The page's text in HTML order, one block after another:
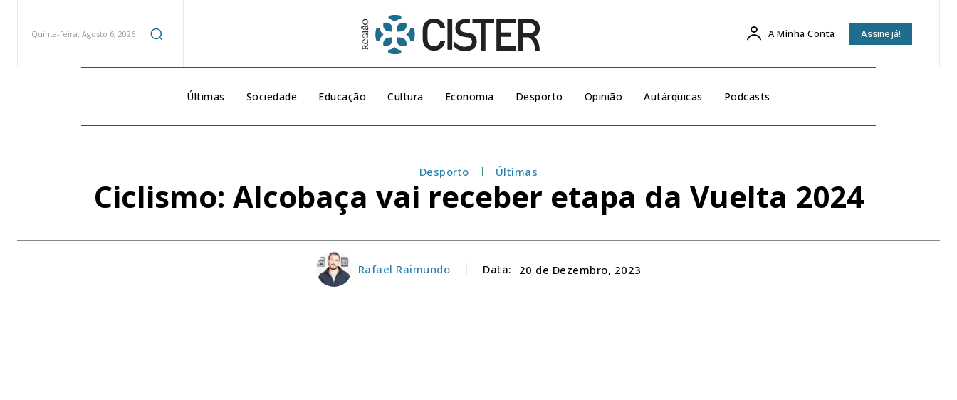
Quinta-feira, Agosto 6, 2026 A Minha Conta Assine já!
Últimas Sociedade Educação Cultura Economia Desporto Opinião Autárquicas Podcasts
Desporto Últimas
Ciclismo: Alcobaça vai receber etapa da Vuelta 2024
Rafael Raimundo Data: 20 de Dezembro, 2023